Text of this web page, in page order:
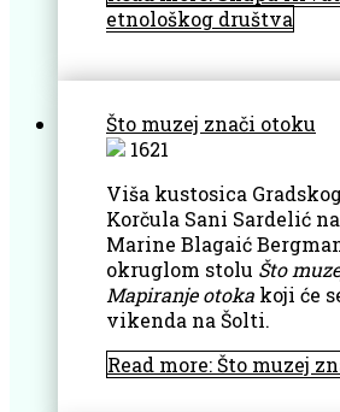
etnološkog društva
Što muzej znači otoku
1621
Viša kustosica
Korčula Sani Sardelić
Marine Blagaić
okruglom stolu Što
Mapiranje otoka koji će
vikenda na Šolti.
Read more: Što muzej